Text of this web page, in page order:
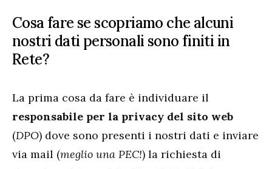
Cosa fare se scopriamo che alcuni
nostri dati personali sono finiti in
Rete?
La prima cosa da fare è individuare il
responsabile per la privacy del sito web
(DPO) dove sono presenti i nostri dati e inviare
via mail (meglio una PEC!) la richiesta di